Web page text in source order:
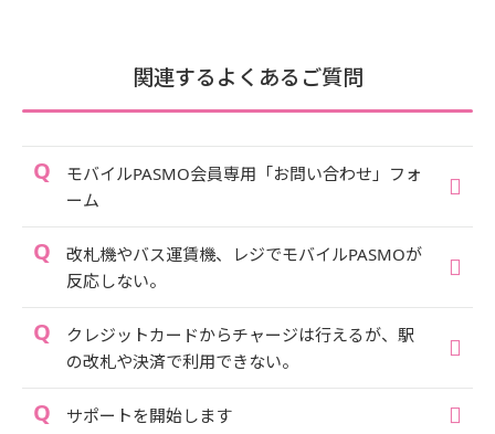
関連するよくあるご質問
モバイルPASMO会員専用「お問い合わせ」フォ
ーム
改札機やバス運賃機、レジでモバイルPASMOが
反応しない。
クレジットカードからチャージは行えるが、駅
の改札や決済で利用できない。
サポートを開始します